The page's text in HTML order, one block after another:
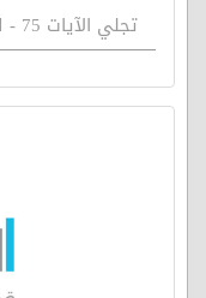
تجلي الآيات 75 - الله ناصر المظلومين